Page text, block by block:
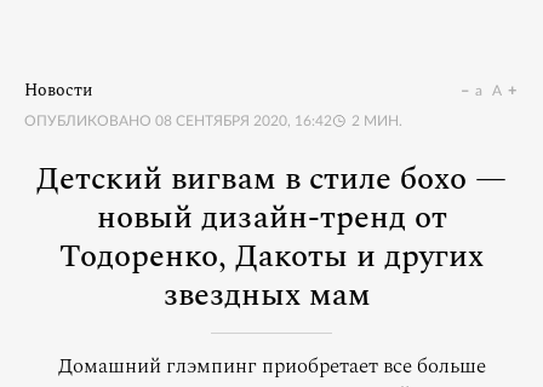
Новости
ОПУБЛИКОВАНО 08 СЕНТЯБРЯ 2020, 16:42 2 МИН.
a A
Детский вигвам в стиле бохо —
новый дизайн-тренд от
Тодоренко, Дакоты и других
звездных мам
Домашний глэмпинг приобретает все больше